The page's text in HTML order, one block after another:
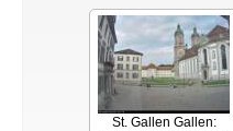
St. Gallen Gallen: